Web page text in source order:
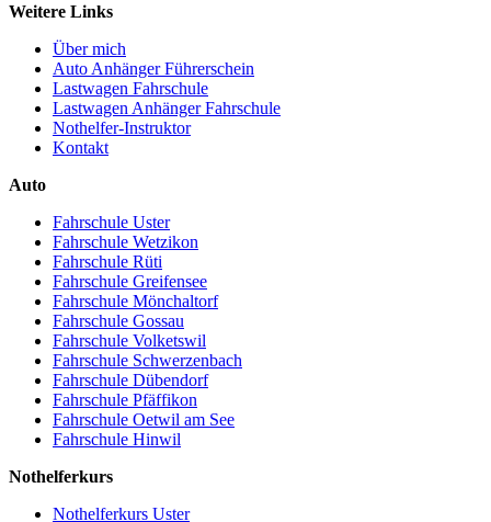
Weitere Links
Über mich
Auto Anhänger Führerschein
Lastwagen Fahrschule
Lastwagen Anhänger Fahrschule
Nothelfer-Instruktor
Kontakt
Auto
Fahrschule Uster
Fahrschule Wetzikon
Fahrschule Rüti
Fahrschule Greifensee
Fahrschule Mönchaltorf
Fahrschule Gossau
Fahrschule Volketswil
Fahrschule Schwerzenbach
Fahrschule Dübendorf
Fahrschule Pfäffikon
Fahrschule Oetwil am See
Fahrschule Hinwil
Nothelferkurs
Nothelferkurs Uster